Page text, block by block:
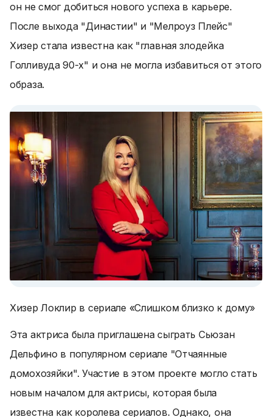
он не смог добиться нового успеха в карьере.
После выхода "Династии" и "Мелроуз Плейс"
Хизер стала известна как "главная злодейка
Голливуда 90-х" и она не могла избавиться от этого
образа.
Хизер Локлир в сериале «Слишком близко к дому»
Эта актриса была приглашена сыграть Сьюзан
Дельфино в популярном сериале "Отчаянные
домохозяйки". Участие в этом проекте могло стать
новым началом для актрисы, которая была
известна как королева сериалов. Однако, она